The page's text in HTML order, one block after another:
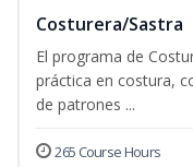
Costurera/Sastra
El programa de
práctica en costura,
de patrones ...
265 Course Hours